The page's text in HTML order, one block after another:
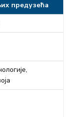
предузећа